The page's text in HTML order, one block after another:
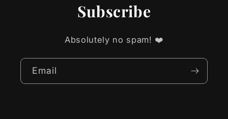
Subscribe
Absolutely no spam! ❤️
Email